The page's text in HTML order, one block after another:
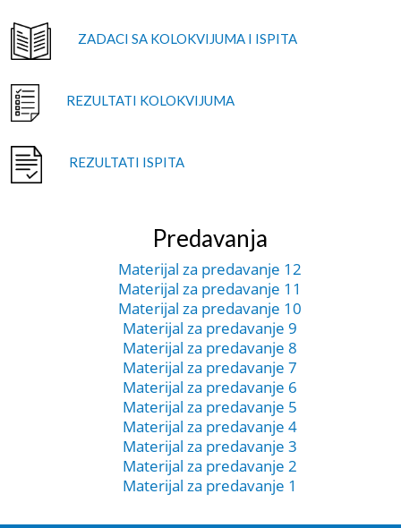
ZADACI SA KOLOKVIJUMA I ISPITA
REZULTATI KOLOKVIJUMA
REZULTATI ISPITA
Predavanja
Materijal za predavanje 12
Materijal za predavanje 11
Materijal za predavanje 10
Materijal za predavanje 9
Materijal za predavanje 8
Materijal za predavanje 7
Materijal za predavanje 6
Materijal za predavanje 5
Materijal za predavanje 4
Materijal za predavanje 3
Materijal za predavanje 2
Materijal za predavanje 1